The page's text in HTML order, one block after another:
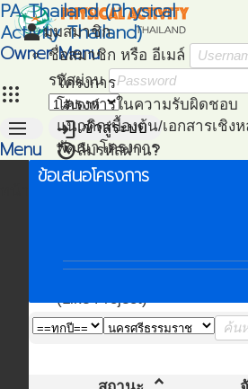
PA Thailand (Physical
Activity Thailand)
Owner Menu
apps
personมุมสมาชิก
ชื่อสมาชิก หรือ อีเมล์
รหัสผ่าน
loginเข้าสู่ระบบ
restoreลืมรหัสผ่าน?
menu
Menu
โครงการ
โครงการในความรับผิดชอบ
แนวคิดเบื้องต้น/เอกสารเชิง
พัฒนาโครงการ
(Project Development)
ข้อเสนอโครงการ